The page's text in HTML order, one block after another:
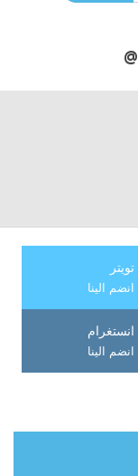
تويتر
انضم الينا
انستغرام
انضم الينا